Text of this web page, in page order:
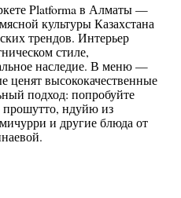
Platforma в Алматы —
культуры Казахстана
трендов. Интерьер
стиле,
наследие. В меню —
ценят высококачественные
подход: попробуйте
прошутто, ндуйю из
и другие блюда от